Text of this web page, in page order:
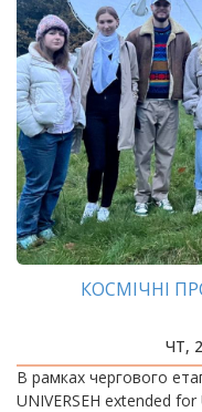
КОСМІЧНІ
ЧТ,
В рамках чергового
UNIVERSEH extended